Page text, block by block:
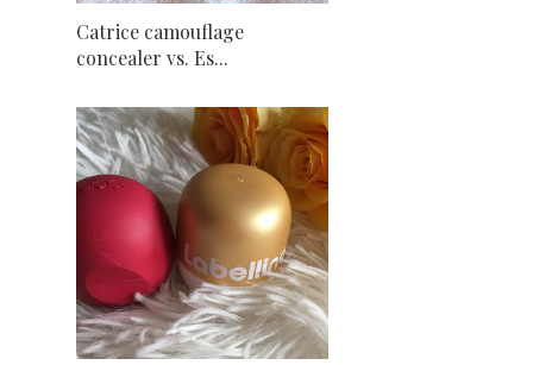
Catrice camouflage
concealer vs. Es...